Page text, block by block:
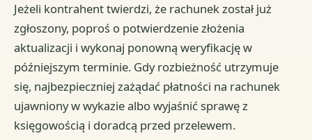
Jeżeli kontrahent twierdzi, że rachunek został już
zgłoszony, poproś o potwierdzenie złożenia
aktualizacji i wykonaj ponowną weryfikację w
późniejszym terminie. Gdy rozbieżność utrzymuje
się, najbezpieczniej zażądać płatności na rachunek
ujawniony w wykazie albo wyjaśnić sprawę z
księgowością i doradcą przed przelewem.